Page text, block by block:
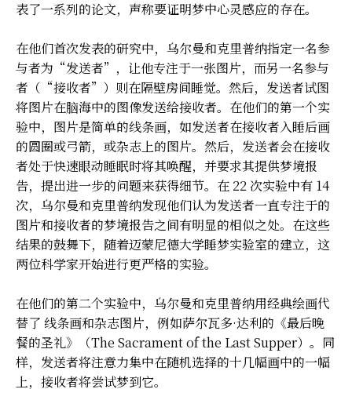
表了一系列的论文，声称要证明梦中心灵感应的存在。
在他们首次发表的研究中，乌尔曼和克里普纳指定一名参
与者为“发送者”，让他专注于一张图片，而另一名参与
者（“接收者”）则在隔壁房间睡觉。然后，发送者试图
将图片在脑海中的图像发送给接收者。在他们的第一个实
验中，图片是简单的线条画，如发送者在接收者入睡后画
的圆圈或弓箭，或杂志上的图片。然后，发送者会在接收
者处于快速眼动睡眠时将其唤醒，并要求其提供梦境报
告，提出进一步的问题来获得细节。在 22 次实验中有 14
次，乌尔曼和克里普纳发现他们认为发送者一直专注于的
图片和接收者的梦境报告之间有明显的相似之处。在这些
结果的鼓舞下，随着迈蒙尼德大学睡梦实验室的建立，这
两位科学家开始进行更严格的实验。
在他们的第二个实验中，乌尔曼和克里普纳用经典绘画代
替了 线条画和杂志图片，例如萨尔瓦多·达利的《最后晚
餐的圣礼》（The Sacrament of the Last Supper）。同
样，发送者将注意力集中在随机选择的十几幅画中的一幅
上，接收者将尝试梦到它。